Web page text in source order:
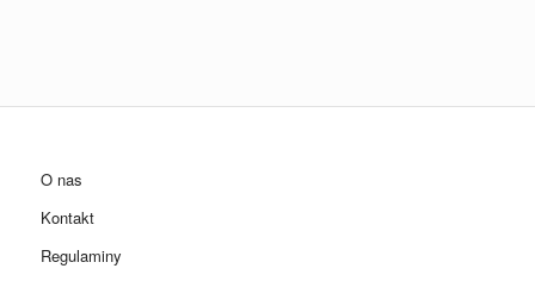
O nas
Kontakt
Regulaminy